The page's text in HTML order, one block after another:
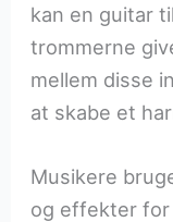
kan en guitar
trommerne
mellem disse
at skabe et
Musikere
og effekter